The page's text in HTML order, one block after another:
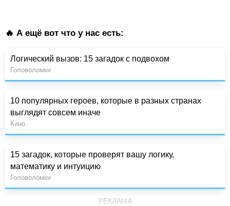
🔥 А ещё вот что у нас есть:
Логический вызов: 15 загадок с подвохом
Головоломки
10 популярных героев, которые в разных странах
выглядят совсем иначе
Кино
15 загадок, которые проверят вашу логику,
математику и интуицию
Головоломки
РЕКЛАМА